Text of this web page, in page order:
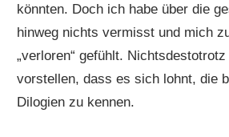
könnten. Doch ich habe über die
hinweg nichts vermisst und mich
„verloren“ gefühlt.
vorstellen, dass es sich lohnt, die
Dilogien zu kennen.